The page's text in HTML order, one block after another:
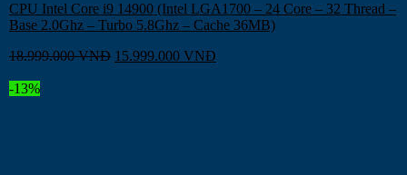
CPU Intel Core i9 14900 (Intel LGA1700 – 24 Core – 32 Thread –
Base 2.0Ghz – Turbo 5.8Ghz – Cache 36MB)
18.999.000VNĐ 15.999.000 VNĐ
-13%